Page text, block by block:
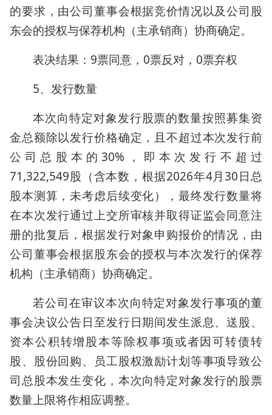
的要求，由公司董事会根据竞价情况以及公司股
东会的授权与保荐机构（主承销商）协商确定。
表决结果：9票同意，0票反对，0票弃权
5、发行数量
本次向特定对象发行股票的数量按照募集资
金总额除以发行价格确定，且不超过本次发行前
公司总股本的30%，即本次发行不超过
71,322,549股（含本数，根据2026年4月30日总
股本测算，未考虑后续变化），最终发行数量将
在本次发行通过上交所审核并取得证监会同意注
册的批复后，根据发行对象申购报价的情况，由
公司董事会根据股东会的授权与本次发行的保荐
机构（主承销商）协商确定。
若公司在审议本次向特定对象发行事项的董
事会决议公告日至发行日期间发生派息、送股、
资本公积转增股本等除权事项或者因可转债转
股、股份回购、员工股权激励计划等事项导致公
司总股本发生变化，本次向特定对象发行的股票
数量上限将作相应调整。